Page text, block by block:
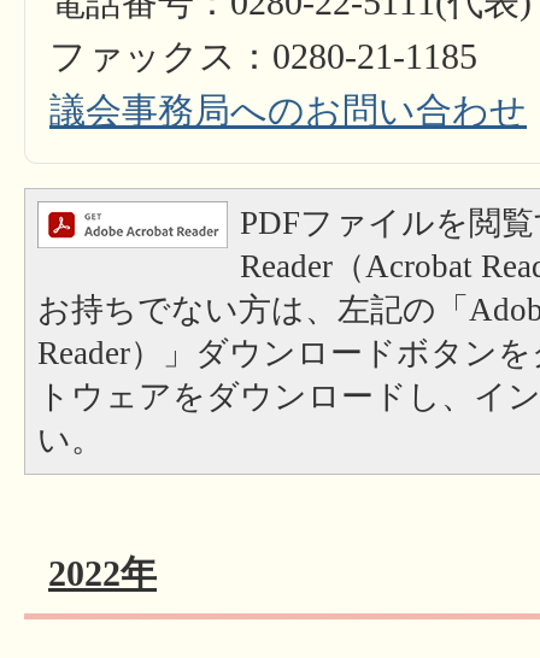
ファックス：0280-21-1185
議会事務局へのお問い合わせ
PDFファイルを閲
Reader（Acrobat
お持ちでない方は、左記の「
Reader）」ダウンロードボタン
トウェアをダウンロードし、イ
い。
2022年